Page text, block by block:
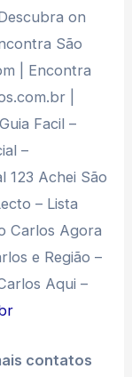
on
São
| Encontra
|
Facil –
–
123 Achei São
– Lista
Carlos Agora
e Região –
Aqui –
contatos